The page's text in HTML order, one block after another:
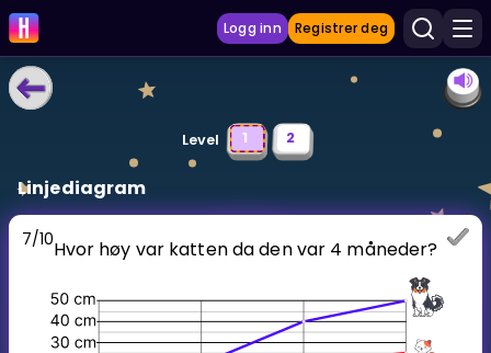
Logg inn Registrer deg
Læreplan
Vis mer
SPILL
Level 1 2
Linjediagram
7/10Hvor høy var katten da den var 4 måneder?